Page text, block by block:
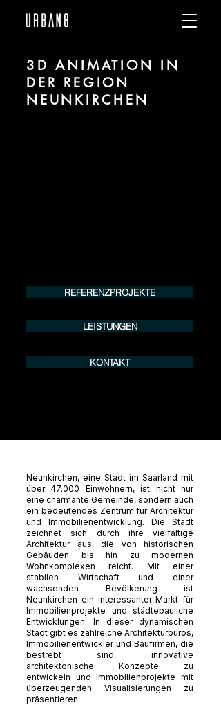
3D ANIMATION IN
DER REGION
NEUNKIRCHEN
REFERENZPROJEKTE
LEISTUNGEN
KONTAKT
Neunkirchen, eine Stadt im Saarland mit
über 47.000 Einwohnern, ist nicht nur
eine charmante Gemeinde, sondern auch
ein bedeutendes Zentrum für Architektur
und Immobilienentwicklung. Die Stadt
zeichnet sich durch ihre vielfältige
Architektur aus, die von historischen
Gebäuden bis hin zu modernen
Wohnkomplexen reicht. Mit einer
stabilen Wirtschaft und einer
wachsenden Bevölkerung ist
Neunkirchen ein interessanter Markt für
Immobilienprojekte und städtebauliche
Entwicklungen. In dieser dynamischen
Stadt gibt es zahlreiche Architekturbüros,
Immobilienentwickler und Baufirmen, die
bestrebt sind, innovative
architektonische Konzepte zu
entwickeln und Immobilienprojekte mit
überzeugenden Visualisierungen zu
präsentieren.